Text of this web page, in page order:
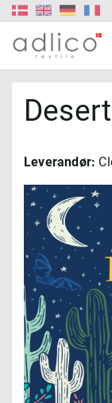
Leverandør: